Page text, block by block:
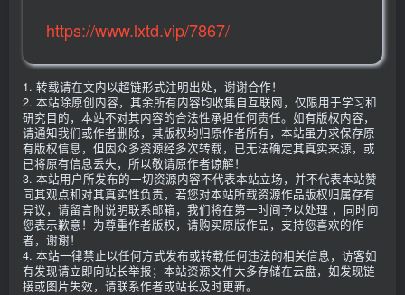
https://www.lxtd.vip/7867/
1. 转载请在文内以超链形式注明出处，谢谢合作！
2. 本站除原创内容，其余所有内容均收集自互联网，仅限用于学习和
研究目的，本站不对其内容的合法性承担任何责任。如有版权内容，
请通知我们或作者删除，其版权均归原作者所有，本站虽力求保存原
有版权信息，但因众多资源经多次转载，已无法确定其真实来源，或
已将原有信息丢失，所以敬请原作者谅解！
3. 本站用户所发布的一切资源内容不代表本站立场，并不代表本站赞
同其观点和对其真实性负责，若您对本站所载资源作品版权归属存有
异议，请留言附说明联系邮箱，我们将在第一时间予以处理 ，同时向
您表示歉意！为尊重作者版权，请购买原版作品，支持您喜欢的作
者，谢谢！
4. 本站一律禁止以任何方式发布或转载任何违法的相关信息，访客如
有发现请立即向站长举报；本站资源文件大多存储在云盘，如发现链
接或图片失效，请联系作者或站长及时更新。